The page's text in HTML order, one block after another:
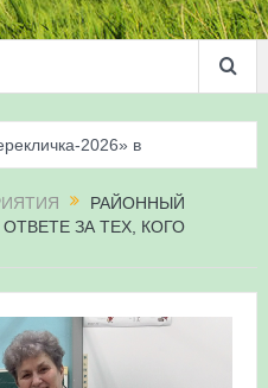
— 21-31 мая 2026
дневного лагеря центра
и бердвотчеров в
РАЙОННЫЙ
ЗА ТЕХ, КОГО